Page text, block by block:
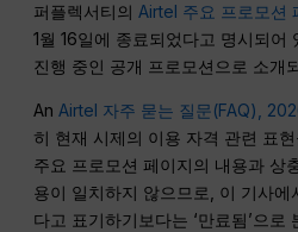
퍼플렉서티의Airtel 주요 프로모션
1월 16일에 종료되었다고 명시되어
진행 중인 공개 프로모션으로 소개
AnAirtel 자주 묻는 질문(FAQ),
히 현재 시제의 이용 자격 관련 표
주요 프로모션 페이지의 내용과 상
용이 일치하지 않으므로, 이 기사
다고 표기하기보다는 ‘만료됨’으로